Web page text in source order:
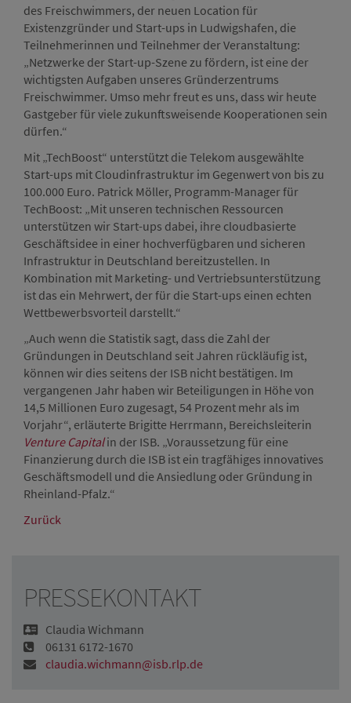
des Freischwimmers, der neuen Location für
Existenzgründer und Start-ups in Ludwigshafen, die
Teilnehmerinnen und Teilnehmer der Veranstaltung:
„Netzwerke der Start-up-Szene zu fördern, ist eine der
wichtigsten Aufgaben unseres Gründerzentrums
Freischwimmer. Umso mehr freut es uns, dass wir heute
Gastgeber für viele zukunftsweisende Kooperationen sein
dürfen.“
Mit „TechBoost“ unterstützt die Telekom ausgewählte
Start-ups mit Cloudinfrastruktur im Gegenwert von bis zu
100.000 Euro. Patrick Möller, Programm-Manager für
TechBoost: „Mit unseren technischen Ressourcen
unterstützen wir Start-ups dabei, ihre cloudbasierte
Geschäftsidee in einer hochverfügbaren und sicheren
Infrastruktur in Deutschland bereitzustellen. In
Kombination mit Marketing- und Vertriebsunterstützung
ist das ein Mehrwert, der für die Start-ups einen echten
Wettbewerbsvorteil darstellt.“
„Auch wenn die Statistik sagt, dass die Zahl der
Gründungen in Deutschland seit Jahren rückläufig ist,
können wir dies seitens der ISB nicht bestätigen. Im
vergangenen Jahr haben wir Beteiligungen in Höhe von
14,5 Millionen Euro zugesagt, 54 Prozent mehr als im
Vorjahr“, erläuterte Brigitte Herrmann, Bereichsleiterin
Venture Capitalin der ISB. „Voraussetzung für eine
Finanzierung durch die ISB ist ein tragfähiges innovatives
Geschäftsmodell und die Ansiedlung oder Gründung in
Rheinland-Pfalz.“
Zurück
PRESSEKONTAKT
Claudia Wichmann
06131 6172-1670
claudia.wichmann@isb.rlp.de